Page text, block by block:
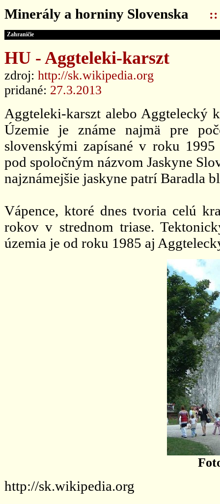
Minerály a horniny Slovenska ::
Zahraničie
HU - Aggteleki-karszt
zdroj: http://sk.wikipedia.org
pridané: 27.3.2013
Aggteleki-karszt alebo Aggtelecký
Územie je známe najmä pre
slovenskými zapísané v roku
pod spoločným názvom Jaskyne
najznámejšie jaskyne patrí Baradla
Vápence, ktoré dnes tvoria celú
rokov v strednom triase.
územia je od roku 1985 aj
http://sk.wikipedia.org